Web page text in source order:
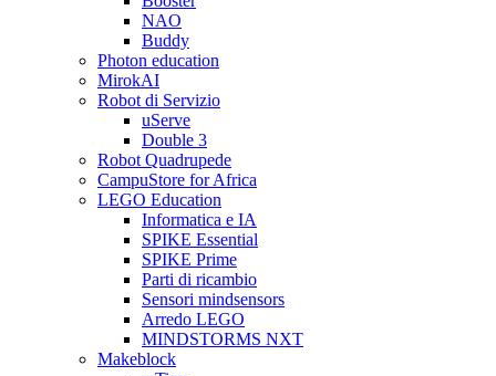
NAO
Buddy
Photon education
MirokAI
Robot di Servizio
uServe
Double 3
Robot Quadrupede
CampuStore for Africa
LEGO Education
Informatica e IA
SPIKE Essential
SPIKE Prime
Parti di ricambio
Sensori mindsensors
Arredo LEGO
MINDSTORMS NXT
Makeblock